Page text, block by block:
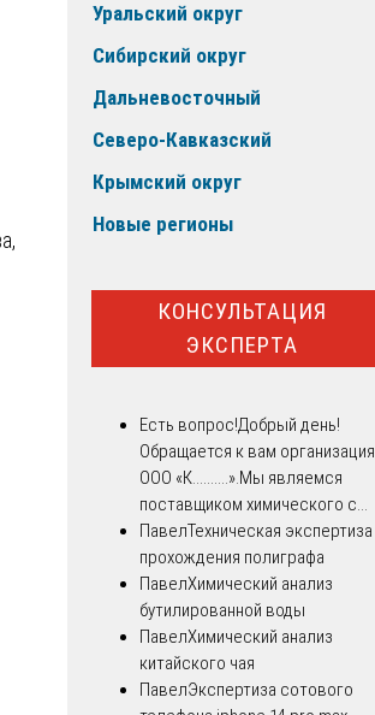
Уральский округ
Сибирский округ
Дальневосточный
Северо-Кавказский
Крымский округ
Новые регионы
КОНСУЛЬТАЦИЯ
ЭКСПЕРТА
Есть вопрос!Добрый день!
Обращается к вам организация
ООО «К..........».Мы являемся
поставщиком химического с...
ПавелТехническая экспертиза
прохождения полиграфа
ПавелХимический анализ
бутилированной воды
ПавелХимический анализ
китайского чая
ПавелЭкспертиза сотового